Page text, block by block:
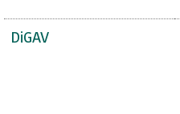
DiGAV